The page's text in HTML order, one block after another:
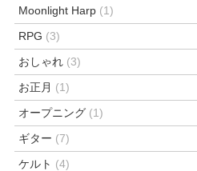
Moonlight Harp (1)
RPG (3)
おしゃれ (3)
お正月 (1)
オープニング (1)
ギター (7)
ケルト (4)